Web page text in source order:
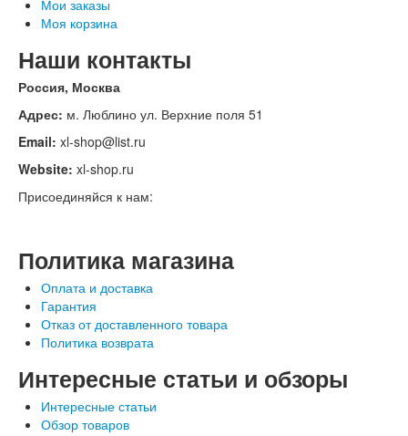
Мои заказы
Моя корзина
Наши контакты
Россия, Москва
Адрес: м. Люблино ул. Верхние поля 51
Email: xl-shop@list.ru
Website: xl-shop.ru
Присоединяйся к нам:
Политика магазина
Оплата и доставка
Гарантия
Отказ от доставленного товара
Политика возврата
Интересные статьи и обзоры
Интересные статьи
Обзор товаров